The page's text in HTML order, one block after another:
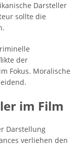
Darsteller
sollte die
der
Fokus. Moralische
im Film
Darstellung
verliehen den